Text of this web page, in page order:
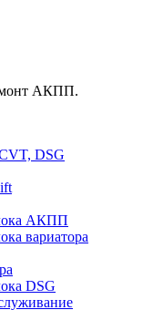
АКПП.
DSG
АКПП
вариатора
DSG